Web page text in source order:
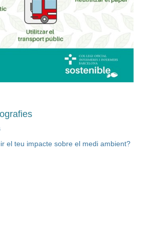
el teu impacte sobre el medi ambient?